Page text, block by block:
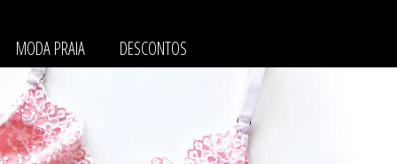
MODA PRAIA DESCONTOS